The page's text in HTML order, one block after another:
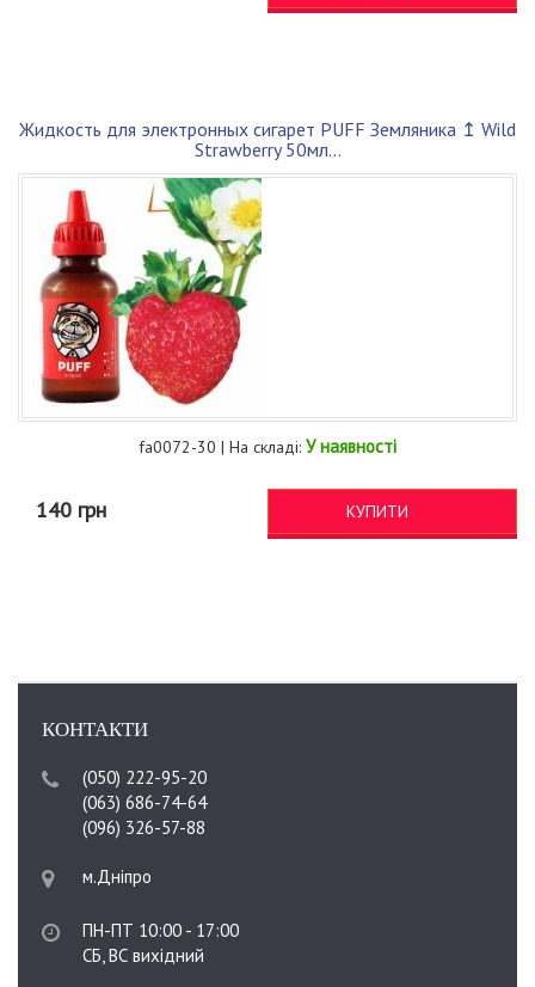
Жидкость для электронных сигарет PUFF Земляника ↥ Wild
Strawberry 50мл...
fa0072-30 | На складі: У наявності
140 грн КУПИТИ
КОНТАКТИ
(050) 222-95-20
(063) 686-74-64
(096) 326-57-88
м.Дніпро
ПН-ПТ 10:00 - 17:00
СБ, ВС вихідний